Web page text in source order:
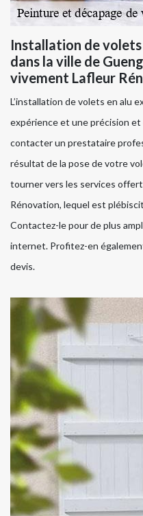
Installation de
dans la ville de
vivement Lafleur
L’installation de volets en alu
expérience et une précision et
contacter un prestataire
résultat de la pose de votre
tourner vers les services
Rénovation, lequel est
Contactez-le pour de plus
internet. Profitez-en
devis.